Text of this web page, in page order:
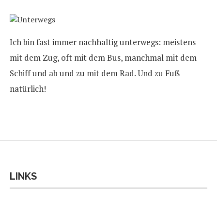
Ich bin fast immer nachhaltig unterwegs: meistens
mit dem Zug, oft mit dem Bus, manchmal mit dem
Schiff und ab und zu mit dem Rad. Und zu Fuß
natürlich!
LINKS